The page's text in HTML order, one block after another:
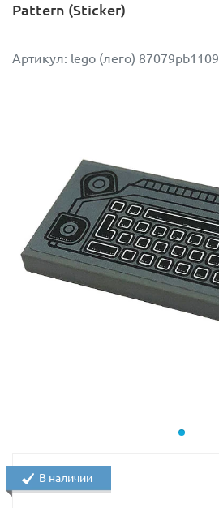
Pattern (Sticker)
Артикул: lego (лего) 87079pb1109
В наличии